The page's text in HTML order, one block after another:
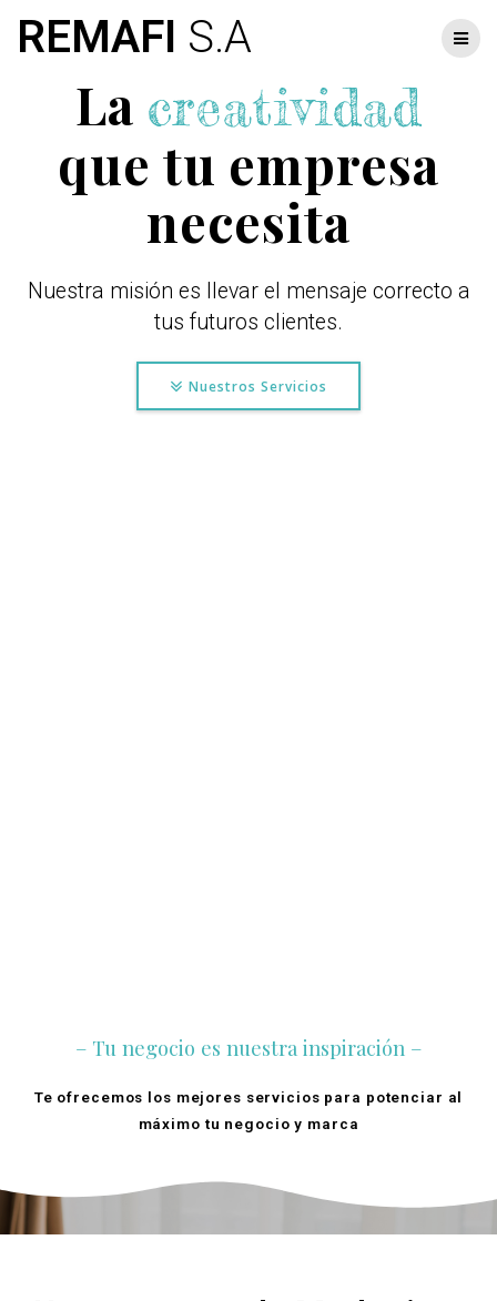
content
REMAFI S.A
La creatividad
que tu empresa
necesita
Nuestra misión es llevar el mensaje correcto a
tus futuros clientes.
Nuestros Servicios
– Tu negocio es nuestra inspiración –
Te ofrecemos los mejores servicios para potenciar al
máximo tu negocio y marca